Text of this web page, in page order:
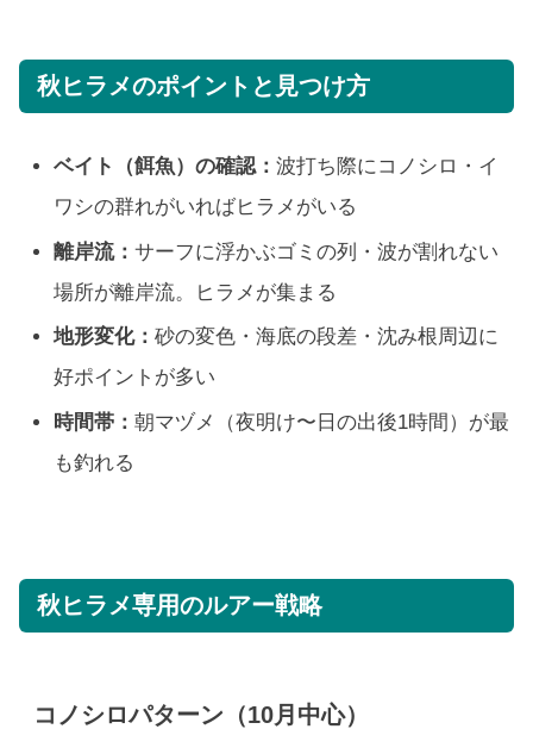
秋ヒラメのポイントと見つけ方
ベイト（餌魚）の確認：波打ち際にコノシロ・イ
ワシの群れがいればヒラメがいる
離岸流：サーフに浮かぶゴミの列・波が割れない
場所が離岸流。ヒラメが集まる
地形変化：砂の変色・海底の段差・沈み根周辺に
好ポイントが多い
時間帯：朝マヅメ（夜明け〜日の出後1時間）が最
も釣れる
秋ヒラメ専用のルアー戦略
コノシロパターン（10月中心）